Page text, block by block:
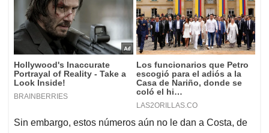
Sin embargo, estos números aún no le dan a Costa, de